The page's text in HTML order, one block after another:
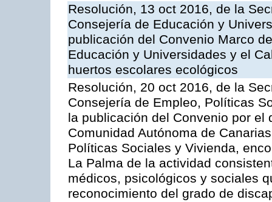
Resolución, 13 oct 2016, de la
Consejería de Educación y
publicación del Convenio Marco
Educación y Universidades y el
huertos escolares ecológicos
Resolución, 20 oct 2016, de la
Consejería de Empleo, Políticas
la publicación del Convenio por el
Comunidad Autónoma de
Políticas Sociales y Vivienda,
La Palma de la actividad
médicos, psicológicos y sociales
reconocimiento del grado de